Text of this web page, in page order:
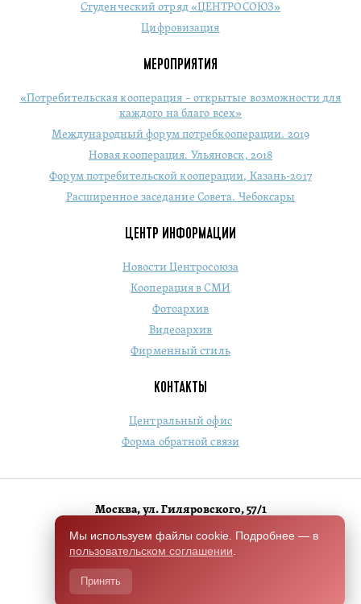
Студенческий отряд «ЦЕНТРОСОЮЗ»
Цифровизация
МЕРОПРИЯТИЯ
«Потребительская кооперация – открытые возможности для
каждого на благо всех»
Международный форум потребкооперации. 2019
Новая кооперация. Ульяновск, 2018
Форум потребительской кооперации, Казань-2017
Расширенное заседание Совета. Чебоксары
ЦЕНТР ИНФОРМАЦИИ
Новости Центросоюза
Кооперация в СМИ
Фотоархив
Видеоархив
Фирменный стиль
КОНТАКТЫ
Центральный офис
Форма обратной связи
Москва, ул. Гиляровского, 57/1
+7 (495) 684-1803
Switch to English version
Разработано Чили.Хелп
Мы используем файлы cookie. Подробнее — в
пользовательском соглашении
Принять